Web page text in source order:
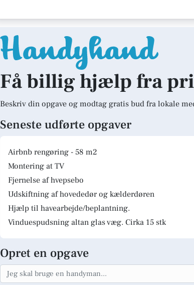
Få billig hjælp fra
Beskriv din opgave og modtag gratis bud fra lokale
Seneste udførte opgaver
Airbnb rengøring - 58 m2
Montering at TV
Fjernelse af hvepsebo
Udskiftning af hovededør og kælderdøren
Hjælp til havearbejde/beplantning.
Vinduespudsning altan glas væg. Cirka 15 stk
Opret en opgave